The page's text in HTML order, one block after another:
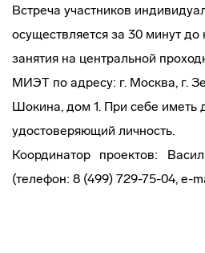
Встреча участников
осуществляется за 30 минут
занятия на центральной
МИЭТ по адресу: г. Москва, г.
Шокина, дом 1. При себе иметь
удостоверяющий личность.
Координатор проектов:
(телефон: 8 (499) 729-75-04, e-